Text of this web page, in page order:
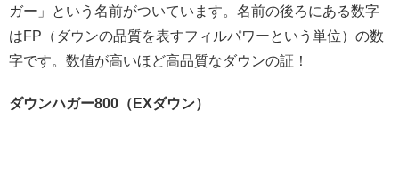
ガー」という名前がついています。名前の後ろにある数字
はFP（ダウンの品質を表すフィルパワーという単位）の数
字です。数値が高いほど高品質なダウンの証！
ダウンハガー800（EXダウン）